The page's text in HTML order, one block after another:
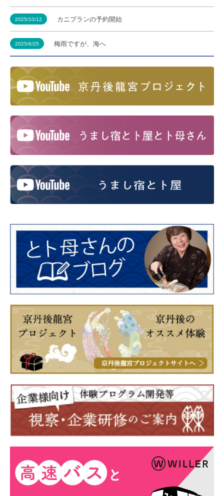
2025/10/12 カニプランの予約開始
2025/6/25 梅雨ですが、海へ